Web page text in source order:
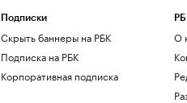
Подписки
Скрыть баннеры на РБК
Подписка на РБК
Корпоративная подписка
О